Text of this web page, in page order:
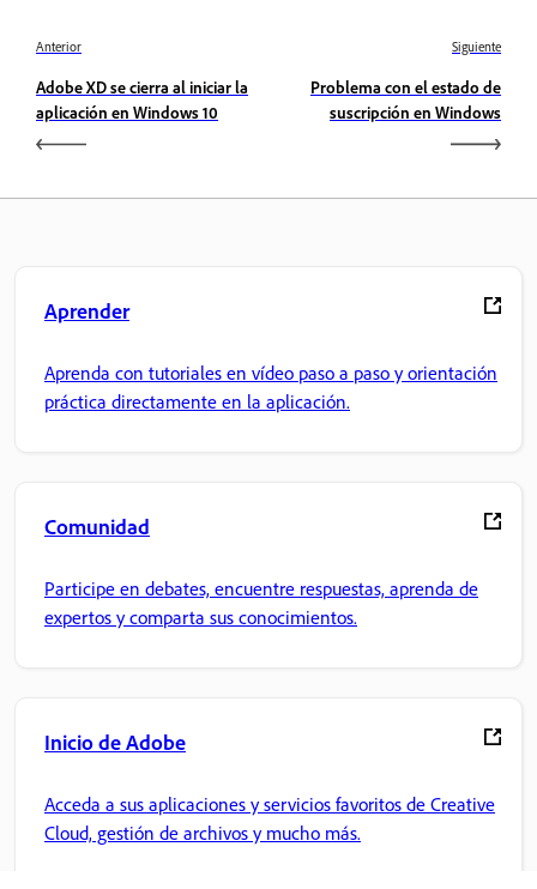
Anterior
Adobe XD se cierra al iniciar la
aplicación en Windows 10
Siguiente
Problema con el estado de
suscripción en Windows
Aprender
Aprenda con tutoriales en vídeo paso a paso y orientación
práctica directamente en la aplicación.
Comunidad
Participe en debates, encuentre respuestas, aprenda de
expertos y comparta sus conocimientos.
Inicio de Adobe
Acceda a sus aplicaciones y servicios favoritos de Creative
Cloud, gestión de archivos y mucho más.